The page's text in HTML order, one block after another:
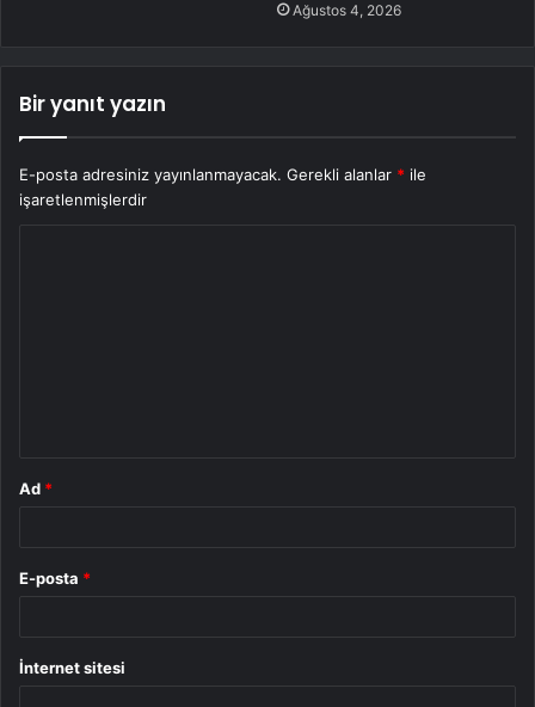
Ağustos 4, 2026
Bir yanıt yazın
E-posta adresiniz yayınlanmayacak. Gerekli alanlar * ile
işaretlenmişlerdir
Ad *
E-posta *
İnternet sitesi